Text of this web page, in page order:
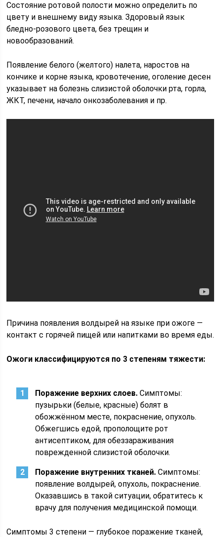
Состояние ротовой полости можно определить по
цвету и внешнему виду языка. Здоровый язык
бледно-розового цвета, без трещин и
новообразований.
Появление белого (желтого) налета, наростов на
кончике и корне языка, кровотечение, оголение десен
указывает на болезнь слизистой оболочки рта, горла,
ЖКТ, печени, начало онкозаболевания и пр.
Причина появления волдырей на языке при ожоге —
контакт с горячей пищей или напитками во время еды.
Ожоги классифицируются по 3 степеням тяжести:
Поражение верхних слоев. Симптомы:
пузырьки (белые, красные) болят в
обожжённом месте, покраснение, опухоль.
Обжегшись едой, прополощите рот
антисептиком, для обеззараживания
поврежденной слизистой оболочки.
Поражение внутренних тканей. Симптомы:
появление волдырей, опухоль, покраснение.
Оказавшись в такой ситуации, обратитесь к
врачу для получения медицинской помощи.
Симптомы 3 степени — глубокое поражение тканей,